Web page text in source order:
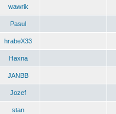
wawrik
Pasul
hrabeX33
Haxna
JANBB
Jozef
stan